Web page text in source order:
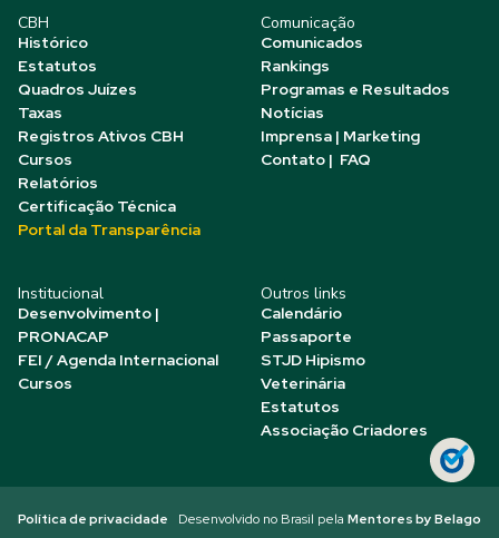
CBH
Histórico
Estatutos
Quadros Juízes
Taxas
Registros Ativos CBH
Cursos
Relatórios
Certificação Técnica
Portal da Transparência
Comunicação
Comunicados
Rankings
Programas e Resultados
Notícias
Imprensa | Marketing
Contato | FAQ
Institucional
Desenvolvimento |
PRONACAP
FEI / Agenda Internacional
Cursos
Outros links
Calendário
Passaporte
STJD Hipismo
Veterinária
Estatutos
Associação Criadores
Política de privacidade Desenvolvido no Brasil pela Mentores by Belago